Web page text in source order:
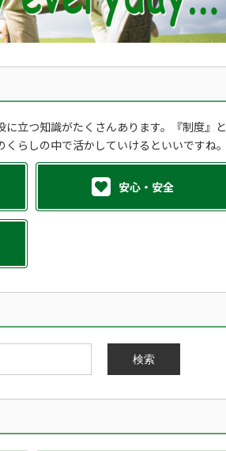
立つ知識がたくさんあります。『制度』と
らしの中で活かしていけるといいですね。
安心・安全
検索